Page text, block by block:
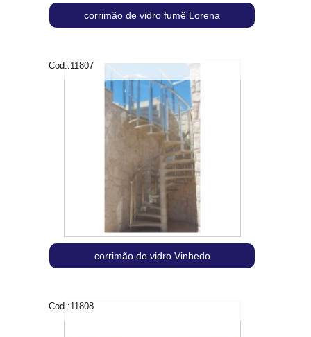
corrimão de vidro fumê Lorena
Cod.:11807
corrimão de vidro Vinhedo
Cod.:11808